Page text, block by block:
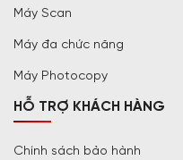
Máy Scan
Máy đa chức năng
Máy Photocopy
HỖ TRỢ KHÁCH HÀNG
Chính sách bảo hành